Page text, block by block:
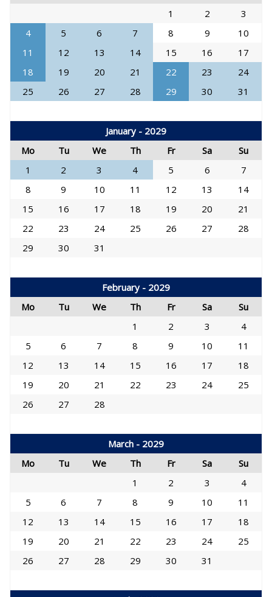
1
2
3
4
5 6 7 8 9
10
11
12 13 14 15 16
17
18
19 20 21 22 23
24
25
26 27 28 29 30 31
January - 2029
Mo
Tu We Th Fr Sa
Su
1
2 3 4 5 6
7
8
9 10 11 12 13
14
15
16 17 18 19 20
21
22
23 24 25 26 27
28
29
30 31
February - 2029
Mo
Tu We Th Fr Sa
Su
1
2 3
4
5
6 7 8 9 10
11
12
13 14 15 16 17
18
19
20 21 22 23 24
25
26
27 28
March - 2029
Mo
Tu We Th Fr Sa
Su
1
2 3
4
5
6 7 8 9 10
11
12
13 14 15 16 17
18
19
20 21 22 23 24
25
26
27 28 29 30 31